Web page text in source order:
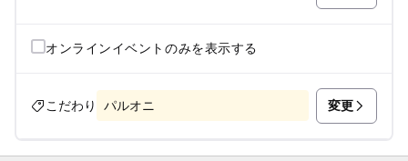
オンラインイベントのみを表示する
こだわり パルオニ 変更